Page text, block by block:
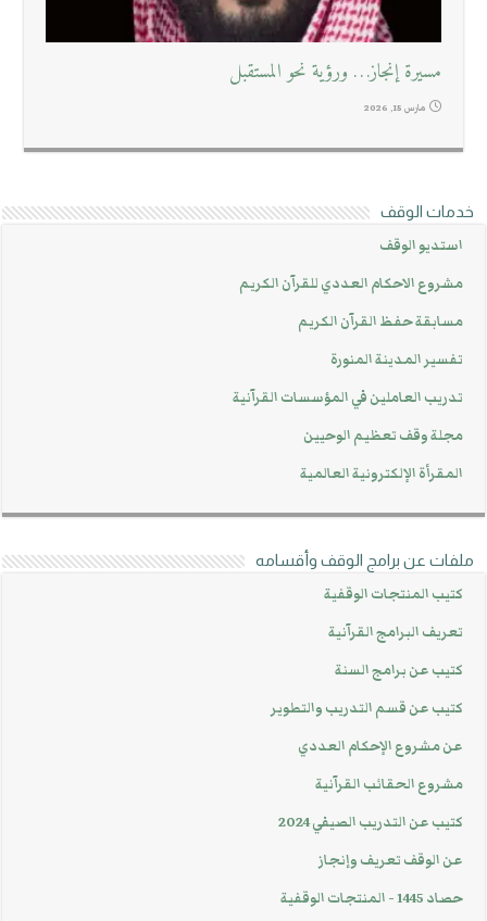
مسيرة إنجاز… ورؤية نحو المستقبل
مارس 15, 2026
خدمات الوقف
استديو الوقف
مشروع الاحكام العددي للقرآن الكريم
مسابقة حفظ القرآن الكريم
تفسير المدينة المنورة
تدريب العاملين في المؤسسات القرآنية
مجلة وقف تعظيم الوحيين
المقرأة الإلكترونية العالمية
ملفات عن برامج الوقف وأقسامه
كتيب المنتجات الوقفية
تعريف البرامج القرآنية
كتيب عن برامج السنة
كتيب عن قسم التدريب والتطوير
عن مشروع الإحكام العددي
مشروع الحقائب القرآنية
كتيب عن التدريب الصيفي 2024
عن الوقف تعريف وإنجاز
حصاد 1445 - المنتجات الوقفية